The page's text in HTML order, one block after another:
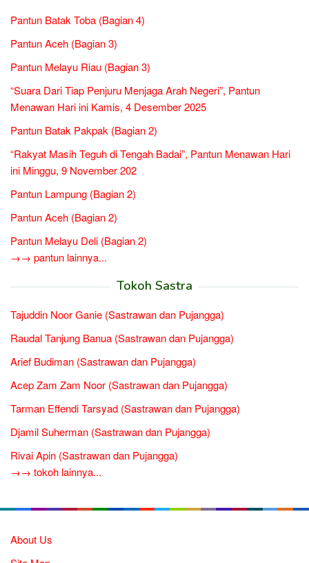
Pantun Batak Toba (Bagian 4)
Pantun Aceh (Bagian 3)
Pantun Melayu Riau (Bagian 3)
“Suara Dari Tiap Penjuru Menjaga Arah Negeri”, Pantun
Menawan Hari ini Kamis, 4 Desember 2025
Pantun Batak Pakpak (Bagian 2)
“Rakyat Masih Teguh di Tengah Badai”, Pantun Menawan Hari
ini Minggu, 9 November 202
Pantun Lampung (Bagian 2)
Pantun Aceh (Bagian 2)
Pantun Melayu Deli (Bagian 2)
→→ pantun lainnya...
Tokoh Sastra
Tajuddin Noor Ganie (Sastrawan dan Pujangga)
Raudal Tanjung Banua (Sastrawan dan Pujangga)
Arief Budiman (Sastrawan dan Pujangga)
Acep Zam Zam Noor (Sastrawan dan Pujangga)
Tarman Effendi Tarsyad (Sastrawan dan Pujangga)
Djamil Suherman (Sastrawan dan Pujangga)
Rivai Apin (Sastrawan dan Pujangga)
→→ tokoh lainnya...
About Us